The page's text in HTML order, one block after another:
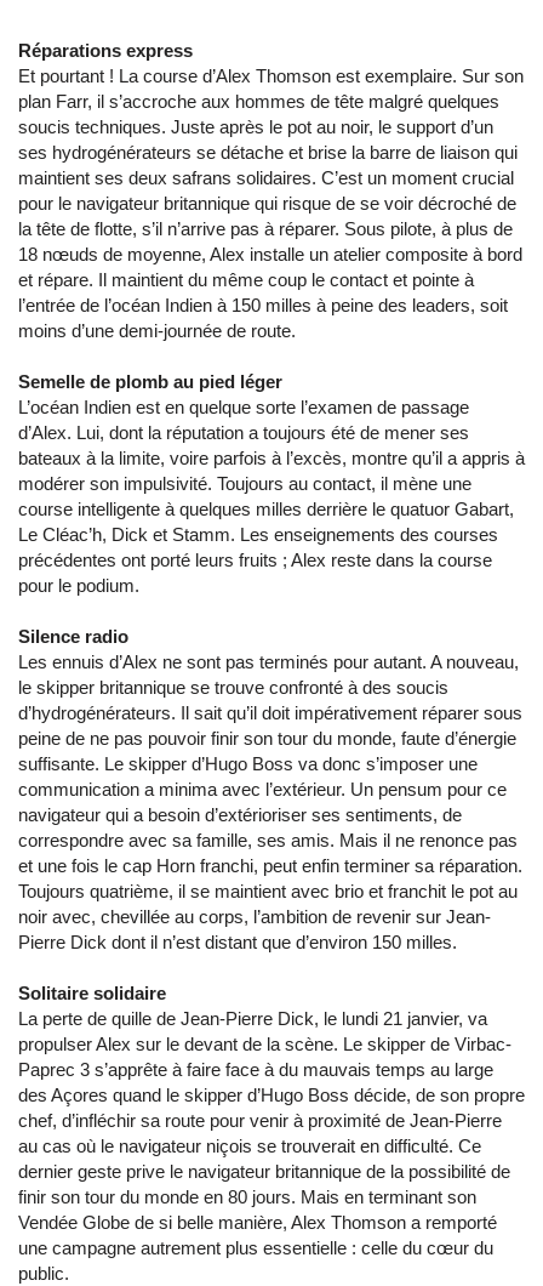
Réparations express
Et pourtant ! La course d’Alex Thomson est exemplaire. Sur son
plan Farr, il s’accroche aux hommes de tête malgré quelques
soucis techniques. Juste après le pot au noir, le support d’un
ses hydrogénérateurs se détache et brise la barre de liaison qui
maintient ses deux safrans solidaires. C’est un moment crucial
pour le navigateur britannique qui risque de se voir décroché de
la tête de flotte, s’il n’arrive pas à réparer. Sous pilote, à plus de
18 nœuds de moyenne, Alex installe un atelier composite à bord
et répare. Il maintient du même coup le contact et pointe à
l’entrée de l’océan Indien à 150 milles à peine des leaders, soit
moins d’une demi-journée de route.
Semelle de plomb au pied léger
L’océan Indien est en quelque sorte l’examen de passage
d’Alex. Lui, dont la réputation a toujours été de mener ses
bateaux à la limite, voire parfois à l’excès, montre qu’il a appris à
modérer son impulsivité. Toujours au contact, il mène une
course intelligente à quelques milles derrière le quatuor Gabart,
Le Cléac’h, Dick et Stamm. Les enseignements des courses
précédentes ont porté leurs fruits ; Alex reste dans la course
pour le podium.
Silence radio
Les ennuis d’Alex ne sont pas terminés pour autant. A nouveau,
le skipper britannique se trouve confronté à des soucis
d’hydrogénérateurs. Il sait qu’il doit impérativement réparer sous
peine de ne pas pouvoir finir son tour du monde, faute d’énergie
suffisante. Le skipper d’Hugo Boss va donc s’imposer une
communication a minima avec l’extérieur. Un pensum pour ce
navigateur qui a besoin d’extérioriser ses sentiments, de
correspondre avec sa famille, ses amis. Mais il ne renonce pas
et une fois le cap Horn franchi, peut enfin terminer sa réparation.
Toujours quatrième, il se maintient avec brio et franchit le pot au
noir avec, chevillée au corps, l’ambition de revenir sur Jean-
Pierre Dick dont il n’est distant que d’environ 150 milles.
Solitaire solidaire
La perte de quille de Jean-Pierre Dick, le lundi 21 janvier, va
propulser Alex sur le devant de la scène. Le skipper de Virbac-
Paprec 3 s’apprête à faire face à du mauvais temps au large
des Açores quand le skipper d’Hugo Boss décide, de son propre
chef, d’infléchir sa route pour venir à proximité de Jean-Pierre
au cas où le navigateur niçois se trouverait en difficulté. Ce
dernier geste prive le navigateur britannique de la possibilité de
finir son tour du monde en 80 jours. Mais en terminant son
Vendée Globe de si belle manière, Alex Thomson a remporté
une campagne autrement plus essentielle : celle du cœur du
public.